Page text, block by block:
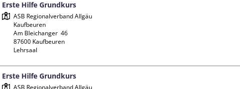
Erste Hilfe Grundkurs
ASB Regionalverband Allgäu
Kaufbeuren
Am Bleichanger  46
87600 Kaufbeuren
Lehrsaal
Erste Hilfe Grundkurs